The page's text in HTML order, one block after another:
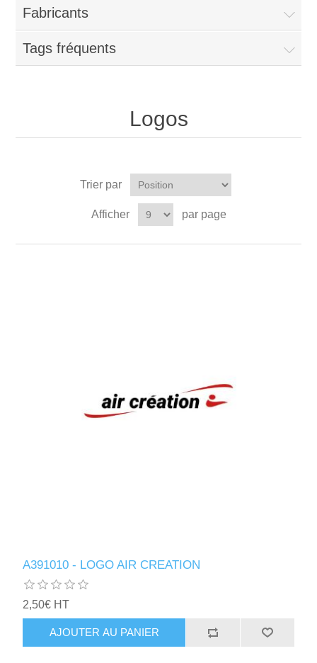
Fabricants
Tags fréquents
Logos
Trier par
Afficher par page
A391010 - LOGO AIR CREATION
2,50€ HT
AJOUTER AU PANIER